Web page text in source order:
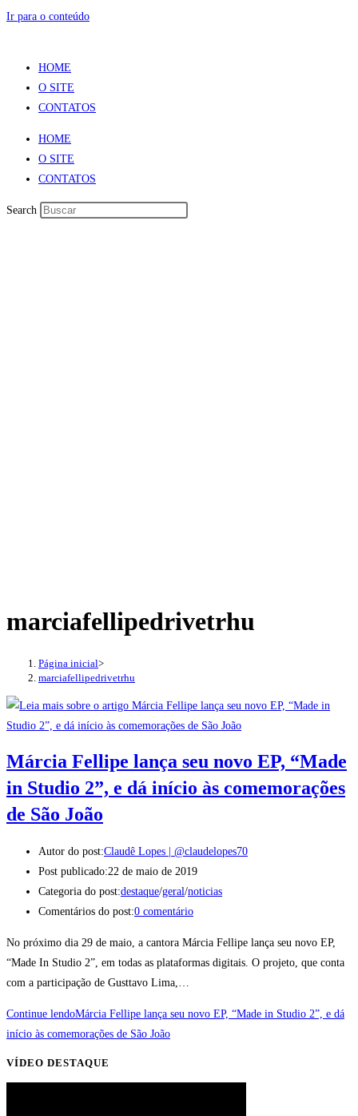
Ir para o conteúdo
HOME
O SITE
CONTATOS
HOME
O SITE
CONTATOS
Search
marciafellipedrivetrhu
Página inicial>
marciafellipedrivetrhu
Márcia Fellipe lança seu novo EP, “Made
in Studio 2”, e dá início às comemorações
de São João
Autor do post:Claudê Lopes | @claudelopes70
Post publicado:22 de maio de 2019
Categoria do post:destaque/geral/noticias
Comentários do post:0 comentário
No próximo dia 29 de maio, a cantora Márcia Fellipe lança seu novo EP,
“Made In Studio 2”, em todas as plataformas digitais. O projeto, que conta
com a participação de Gusttavo Lima,…
Continue lendoMárcia Fellipe lança seu novo EP, “Made in Studio 2”, e dá
início às comemorações de São João
VÍDEO DESTAQUE